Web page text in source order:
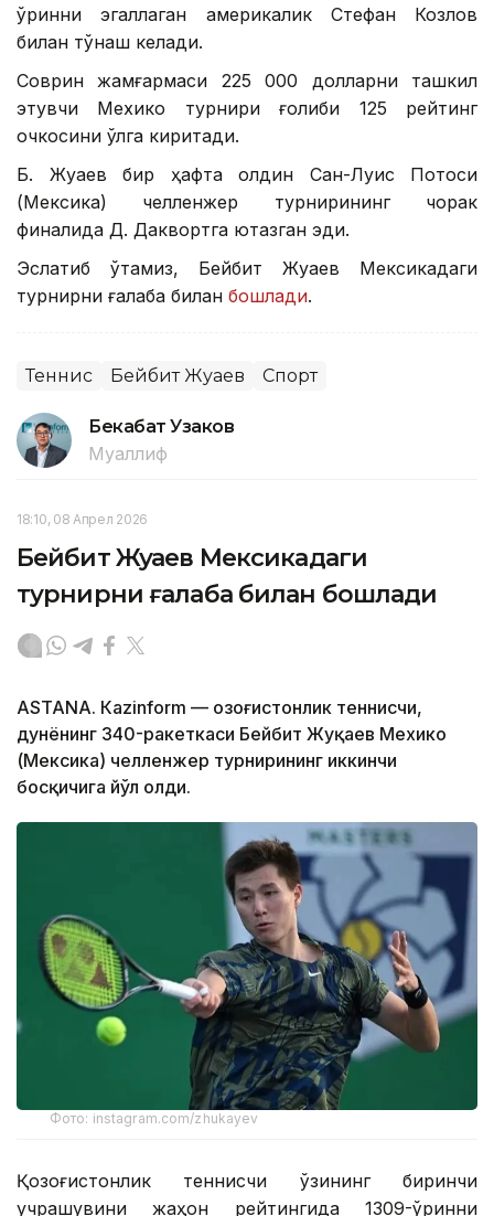
ўринни эгаллаган америкалик Стефан Козлов
билан тўқнаш келади.
Соврин жамғармаси 225 000 долларни ташкил
этувчи Мехико турнири ғолиби 125 рейтинг
очкосини қўлга киритади.
Б. Жуқаев бир ҳафта олдин Сан-Луис Потоси
(Мексика) челленжер турнирининг чорак
финалида Д. Даквортга ютқазган эди.
Эслатиб ўтамиз, Бейбит Жуқаев Мексикадаги
турнирни ғалаба билан бошлади.
Теннис Бейбит Жуқаев Спорт
Бекабат Узаков
Муаллиф
18:10, 08 Апрел 2026
Бейбит Жуқаев Мексикадаги
турнирни ғалаба билан бошлади
ASTANА. Кazinform — Қозоғистонлик теннисчи,
дунёнинг 340-ракеткаси Бейбит Жуқаев Мехико
(Мексика) челленжер турнирининг иккинчи
босқичига йўл олди.
Фото: instagram.com/zhukayev
Қозоғистонлик теннисчи ўзининг биринчи
учрашувини жаҳон рейтингида 1309-ўринни